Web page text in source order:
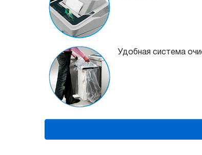
Удобная система